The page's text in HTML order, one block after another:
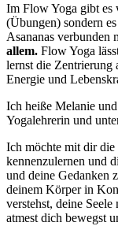
Im Flow Yoga gibt es
(Übungen) sondern
Asananas verbunden
allem. Flow Yoga
lernst die Zentrierung
Energie und
Ich heiße Melanie
Yogalehrerin und
Ich möchte mit dir
kennenzulernen und
und deine Gedanken
deinem Körper in
verstehst, deine
atmest dich bewegst